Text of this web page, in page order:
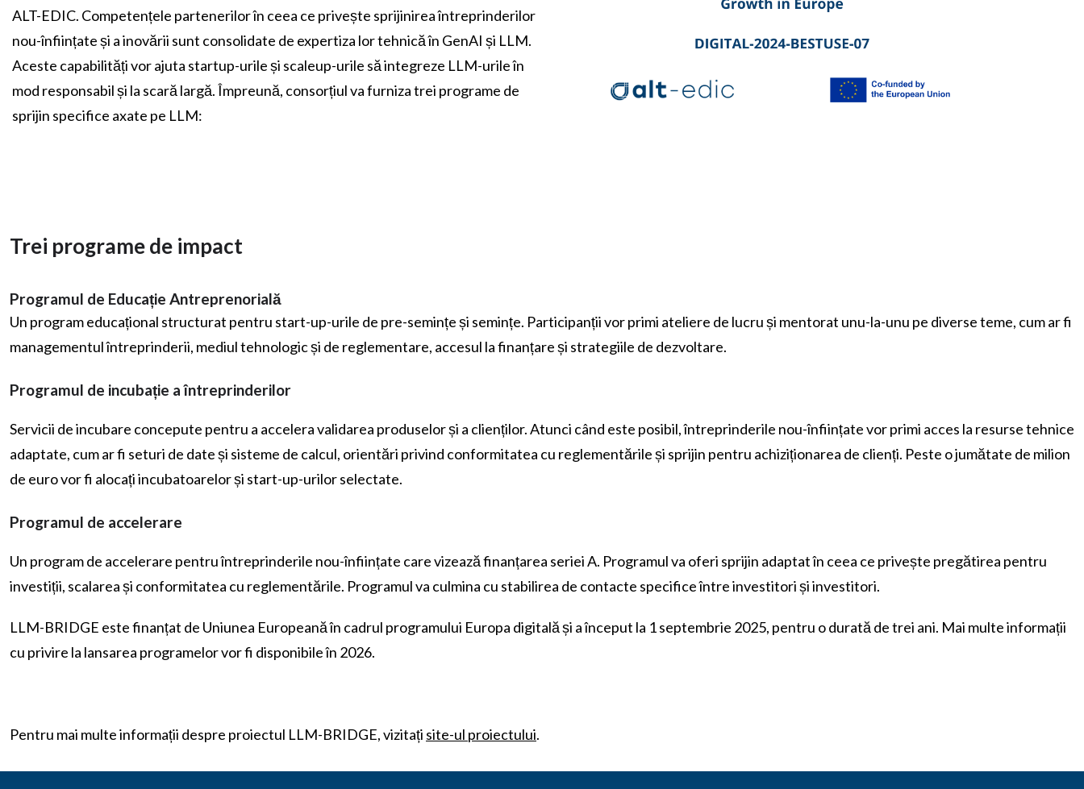
ALT-EDIC. Competențele partenerilor în ceea ce privește sprijinirea întreprinderilor
nou-înființate și a inovării sunt consolidate de expertiza lor tehnică în GenAI și LLM.
Aceste capabilități vor ajuta startup-urile și scaleup-urile să integreze LLM-urile în
mod responsabil și la scară largă. Împreună, consorțiul va furniza trei programe de
sprijin specifice axate pe LLM:
Trei programe de impact
Programul de Educație Antreprenorială
Un program educațional structurat pentru start-up-urile de pre-semințe și semințe. Participanții vor primi ateliere de lucru și mentorat unu-la-unu pe diverse teme, cum ar fi
managementul întreprinderii, mediul tehnologic și de reglementare, accesul la finanțare și strategiile de dezvoltare.
Programul de incubație a întreprinderilor
Servicii de incubare concepute pentru a accelera validarea produselor și a clienților. Atunci când este posibil, întreprinderile nou-înființate vor primi acces la resurse tehnice
adaptate, cum ar fi seturi de date și sisteme de calcul, orientări privind conformitatea cu reglementările și sprijin pentru achiziționarea de clienți. Peste o jumătate de milion
de euro vor fi alocați incubatoarelor și start-up-urilor selectate.
Programul de accelerare
Un program de accelerare pentru întreprinderile nou-înființate care vizează finanțarea seriei A. Programul va oferi sprijin adaptat în ceea ce privește pregătirea pentru
investiții, scalarea și conformitatea cu reglementările. Programul va culmina cu stabilirea de contacte specifice între investitori și investitori.
LLM-BRIDGE este finanțat de Uniunea Europeană în cadrul programului Europa digitală și a început la 1 septembrie 2025, pentru o durată de trei ani. Mai multe informații
cu privire la lansarea programelor vor fi disponibile în 2026.
Pentru mai multe informații despre proiectul LLM-BRIDGE, vizitați site-ul proiectului.